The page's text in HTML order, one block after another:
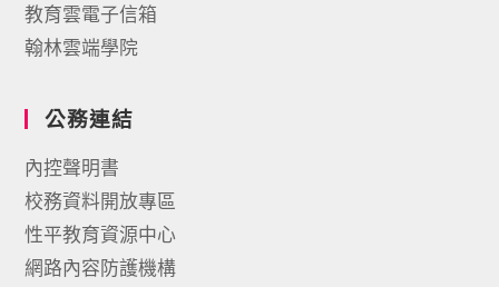
教育雲電子信箱
翰林雲端學院
公務連結
內控聲明書
校務資料開放專區
性平教育資源中心
網路內容防護機構